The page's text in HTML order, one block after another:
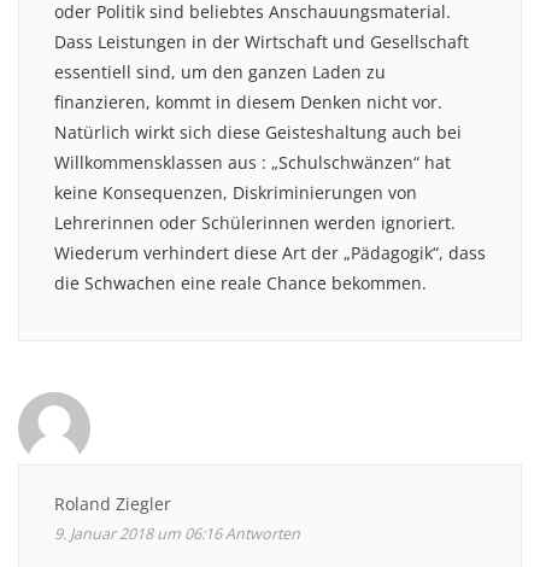
oder Politik sind beliebtes Anschauungsmaterial.
Dass Leistungen in der Wirtschaft und Gesellschaft
essentiell sind, um den ganzen Laden zu
finanzieren, kommt in diesem Denken nicht vor.
Natürlich wirkt sich diese Geisteshaltung auch bei
Willkommensklassen aus : „Schulschwänzen“ hat
keine Konsequenzen, Diskriminierungen von
Lehrerinnen oder Schülerinnen werden ignoriert.
Wiederum verhindert diese Art der „Pädagogik“, dass
die Schwachen eine reale Chance bekommen.
Roland Ziegler
9. Januar 2018 um 06:16Antworten